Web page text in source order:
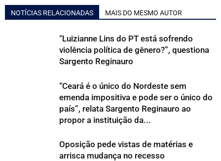
NOTÍCIAS RELACIONADAS MAIS DO MESMO AUTOR
“Luizianne Lins do PT está sofrendo
violência política de gênero?”, questiona
Sargento Reginauro
“Ceará é o único do Nordeste sem
emenda impositiva e pode ser o único do
país”, relata Sargento Reginauro ao
propor a instituição da...
Oposição pede vistas de matérias e
arrisca mudança no recesso